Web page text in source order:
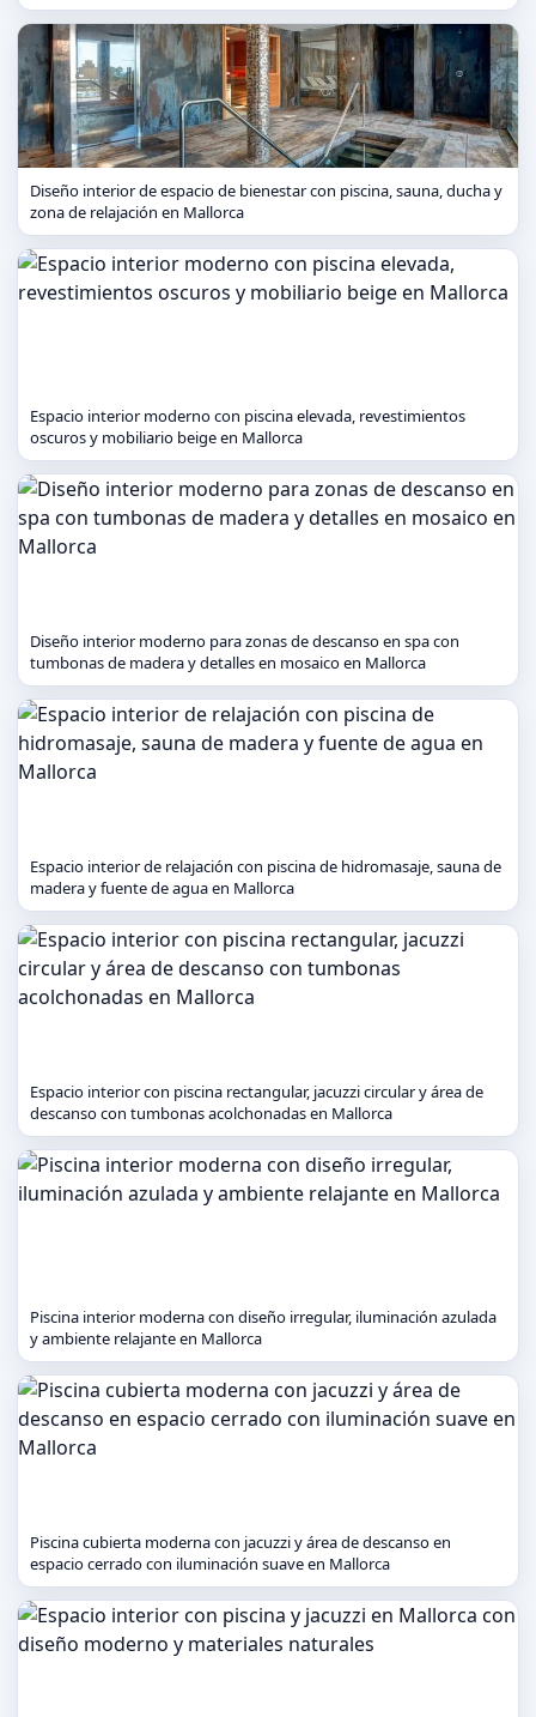
Diseño interior de espacio de bienestar con piscina, sauna, ducha y
zona de relajación en Mallorca
Espacio interior moderno con piscina elevada, revestimientos
oscuros y mobiliario beige en Mallorca
Diseño interior moderno para zonas de descanso en spa con
tumbonas de madera y detalles en mosaico en Mallorca
Espacio interior de relajación con piscina de hidromasaje, sauna de
madera y fuente de agua en Mallorca
Espacio interior con piscina rectangular, jacuzzi circular y área de
descanso con tumbonas acolchonadas en Mallorca
Piscina interior moderna con diseño irregular, iluminación azulada
y ambiente relajante en Mallorca
Piscina cubierta moderna con jacuzzi y área de descanso en
espacio cerrado con iluminación suave en Mallorca